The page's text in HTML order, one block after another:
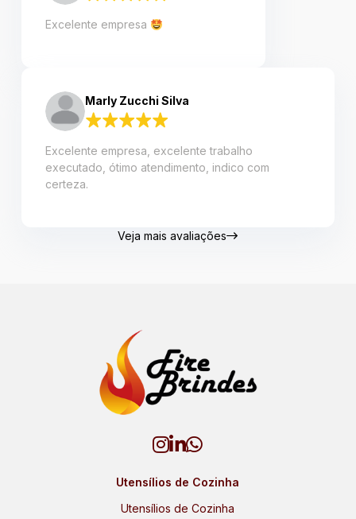
Excelente empresa
Marly Zucchi Silva
Excelente empresa, excelente trabalho
executado, ótimo atendimento, indico com
certeza.
Veja mais avaliações
Utensílios de Cozinha
Utensílios de Cozinha